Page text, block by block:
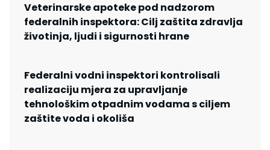
Veterinarske apoteke pod nadzorom
federalnih inspektora: Cilj zaštita zdravlja
životinja, ljudi i sigurnosti hrane
Federalni vodni inspektori kontrolisali
realizaciju mjera za upravljanje
tehnološkim otpadnim vodama s ciljem
zaštite voda i okoliša